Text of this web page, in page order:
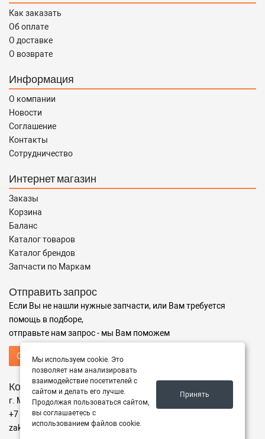
Как заказать
Об оплате
О доставке
О возврате
Информация
О компании
Новости
Соглашение
Контакты
Сотрудничество
Интернет магазин
Заказы
Корзина
Баланс
Каталог товаров
Каталог брендов
Запчасти по Маркам
Отправить запрос
Если Вы не нашли нужные запчасти, или Вам требуется
помощь в подборе,
отправьте нам запрос - мы Вам поможем
Отправить запрос продавцу
Контакты
г. Москва ул. Адрес
+7 (499) 350-94-25
zakaz@instrumentzip.ru
Мы используем cookie. Это
позволяет нам анализировать
взаимодействие посетителей с
сайтом и делать его лучше.
Продолжая пользоваться сайтом,
вы соглашаетесь с
использованием файлов cookie.
Принять